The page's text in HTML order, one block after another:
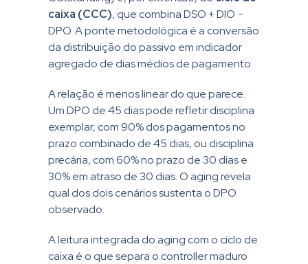
caixa (CCC), que combina DSO + DIO −
DPO. A ponte metodológica é a conversão
da distribuição do passivo em indicador
agregado de dias médios de pagamento.
A relação é menos linear do que parece.
Um DPO de 45 dias pode refletir disciplina
exemplar, com 90% dos pagamentos no
prazo combinado de 45 dias, ou disciplina
precária, com 60% no prazo de 30 dias e
30% em atraso de 30 dias. O aging revela
qual dos dois cenários sustenta o DPO
observado.
A leitura integrada do aging com o ciclo de
caixa é o que separa o controller maduro